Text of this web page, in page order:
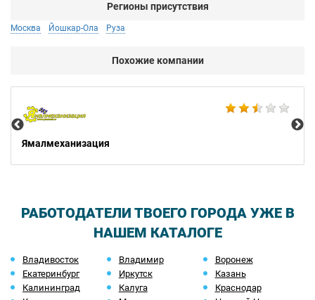
Регионы присутствия
Москва Йошкар-Ола Руза
Похожие компании
Ямалмеханизация
РАБОТОДАТЕЛИ ТВОЕГО ГОРОДА УЖЕ В
НАШЕМ КАТАЛОГЕ
Владивосток Владимир
Воронеж
Екатеринбург
Иркутск
Казань
Калининград
Калуга
Краснодар